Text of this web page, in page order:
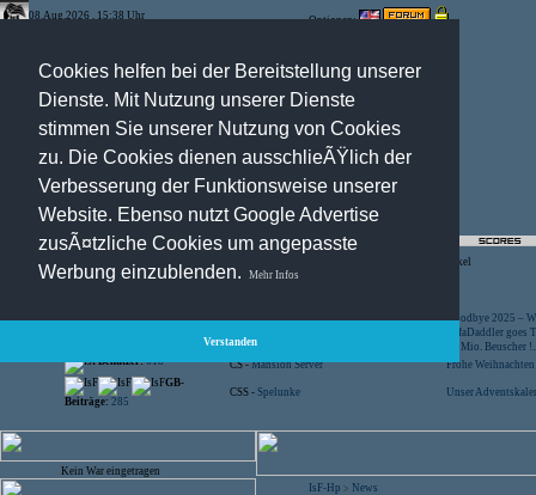
Cookies helfen bei der Bereitstellung unserer
Dienste. Mit Nutzung unserer Dienste
stimmen Sie unserer Nutzung von Cookies
zu. Die Cookies dienen ausschlieÃŸlich der
Verbesserung der Funktionsweise unserer
Website. Ebenso nutzt Google Advertise
zusÃ¤tzliche Cookies um angepasste
Werbung einzublenden.
Mehr Infos
Verstanden
08.Aug.2026 , 15:38 Uhr Optionen:
Artikel
Besucher:44447018 CS -SniperWar Server
Goodbye 2025 –
SofaDaddler goes
CS -FunYard
40 Mio. Beuscher
Benutzer: 618 CS -Mansion Server
Frohe
GB-
Beiträge: 285
CSS - Spelunke Unser
Kein War eingetragen
IsF-Hp > News